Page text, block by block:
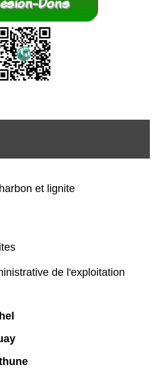
et lignite
de l'exploitation